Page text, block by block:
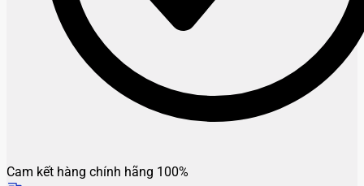
Cam kết hàng chính hãng 100%